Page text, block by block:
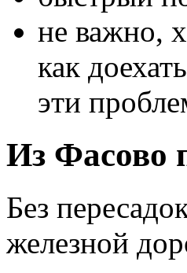
не важно,
как
эти
Из Фасово
Без
железной